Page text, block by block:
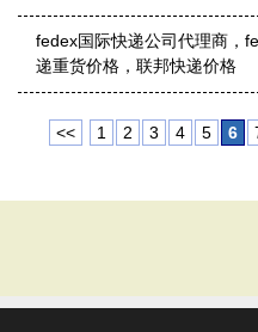
fedex国际快递公司代理商，
递重货价格，联邦快递价格
<< 1 2 3 4 5 6